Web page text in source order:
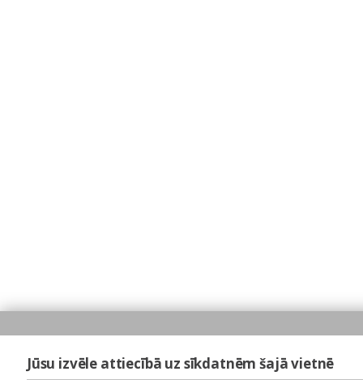
Jūsu izvēle attiecībā uz sīkdatnēm šajā vietnē